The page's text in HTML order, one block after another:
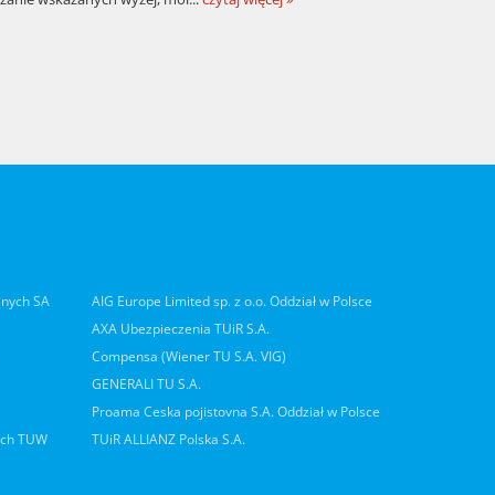
SA
TUW
AIG Europe Limited sp. z o.o. Oddział w Polsce
AXA Ubezpieczenia TUiR S.A.
Compensa (Wiener TU S.A. VIG)
GENERALI TU S.A.
Proama Ceska pojistovna S.A. Oddział w Polsce
TUiR ALLIANZ Polska S.A.